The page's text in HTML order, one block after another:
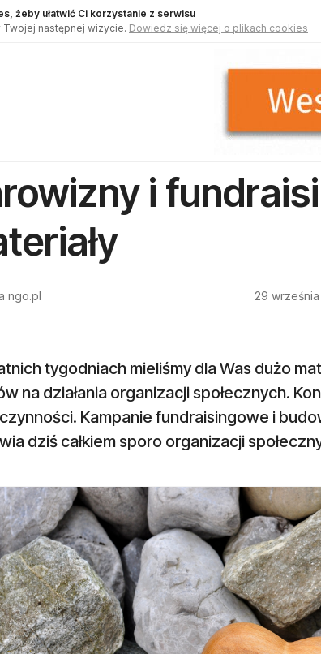
żeby ułatwić Ci korzystanie z serwisu
następnej wizycie. Dowiedz się więcej o plikach cookies
i
ngo.pl 29
tygodniach mieliśmy dla Was dużo
na działania organizacji społecznych.
Kampanie fundraisingowe i
dziś całkiem sporo organizacji